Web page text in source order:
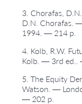
3. Chorafas,
D.N. Chorafas.
1994. — 214 p.
4. Kolb, R.W.
Kolb. — 3rd ed..
5. The Equity
Watson. —
— 202 p.